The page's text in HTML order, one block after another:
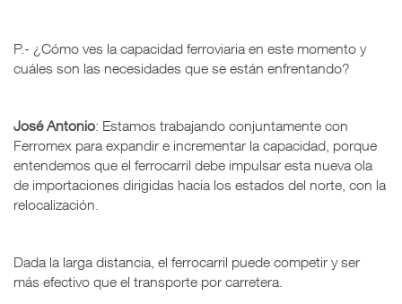
P.- ¿Cómo ves la capacidad ferroviaria en este momento y
cuáles son las necesidades que se están enfrentando?
José Antonio: Estamos trabajando conjuntamente con
Ferromex para expandir e incrementar la capacidad, porque
entendemos que el ferrocarril debe impulsar esta nueva ola
de importaciones dirigidas hacia los estados del norte, con la
relocalización.
Dada la larga distancia, el ferrocarril puede competir y ser
más efectivo que el transporte por carretera.